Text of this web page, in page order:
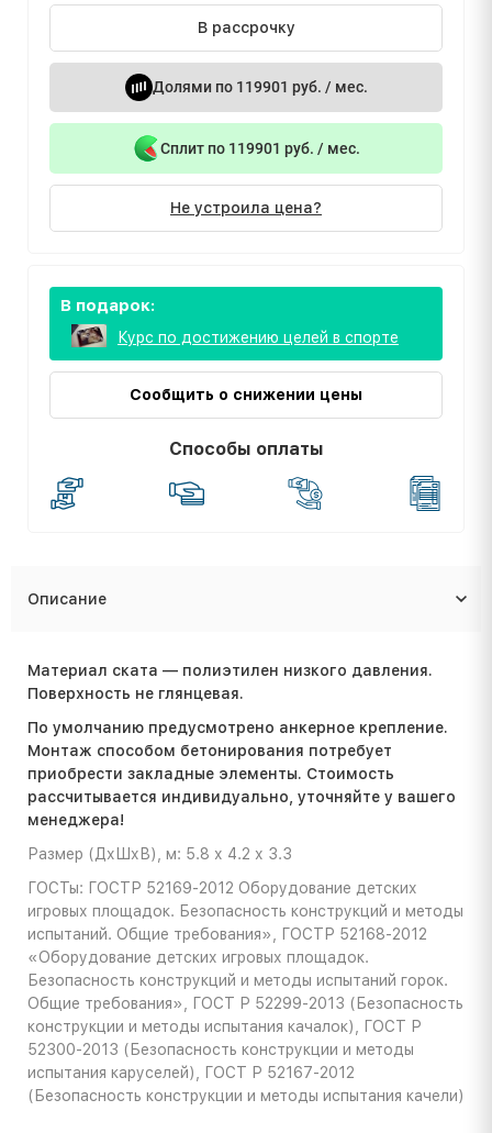
В рассрочку
Долями по 119901 руб. / мес.
Сплит по 119901 руб. / мес.
Не устроила цена?
В подарок:
Курс по достижению целей в спорте
Сообщить о снижении цены
Способы оплаты
Описание
Материал ската — полиэтилен низкого давления.
Поверхность не глянцевая.
По умолчанию предусмотрено анкерное крепление.
Монтаж способом бетонирования потребует
приобрести закладные элементы. Стоимость
расcчитывается индивидуально, уточняйте у вашего
менеджера!
Размер (ДхШхВ), м: 5.8 х 4.2 х 3.3
ГОСТы: ГОСТР 52169-2012 Оборудование детских
игровых площадок. Безопасность конструкций и методы
испытаний. Общие требования», ГОСТР 52168-2012
«Оборудование детских игровых площадок.
Безопасность конструкций и методы испытаний горок.
Общие требования», ГОСТ Р 52299-2013 (Безопасность
конструкции и методы испытания качалок), ГОСТ Р
52300-2013 (Безопасность конструкции и методы
испытания каруселей), ГОСТ Р 52167-2012
(Безопасность конструкции и методы испытания качели)